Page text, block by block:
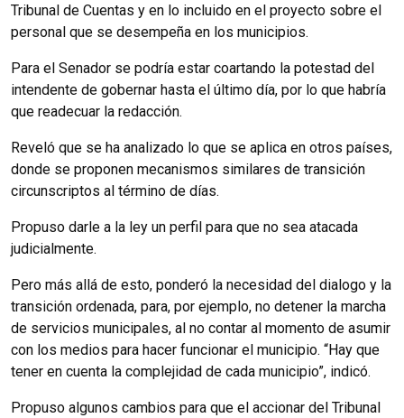
Tribunal de Cuentas y en lo incluido en el proyecto sobre el
personal que se desempeña en los municipios.
Para el Senador se podría estar coartando la potestad del
intendente de gobernar hasta el último día, por lo que habría
que readecuar la redacción.
Reveló que se ha analizado lo que se aplica en otros países,
donde se proponen mecanismos similares de transición
circunscriptos al término de días.
Propuso darle a la ley un perfil para que no sea atacada
judicialmente.
Pero más allá de esto, ponderó la necesidad del dialogo y la
transición ordenada, para, por ejemplo, no detener la marcha
de servicios municipales, al no contar al momento de asumir
con los medios para hacer funcionar el municipio. “Hay que
tener en cuenta la complejidad de cada municipio”, indicó.
Propuso algunos cambios para que el accionar del Tribunal